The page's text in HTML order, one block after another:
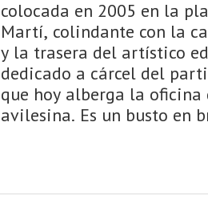
colocada en 2005 en la
Martí, colindante con la
y la trasera del artístico
dedicado a cárcel del
que hoy alberga la oficina
avilesina. Es un busto en